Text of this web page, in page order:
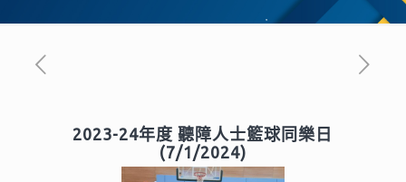
2023-24年度 聽障人士籃球同樂日
(7/1/2024)